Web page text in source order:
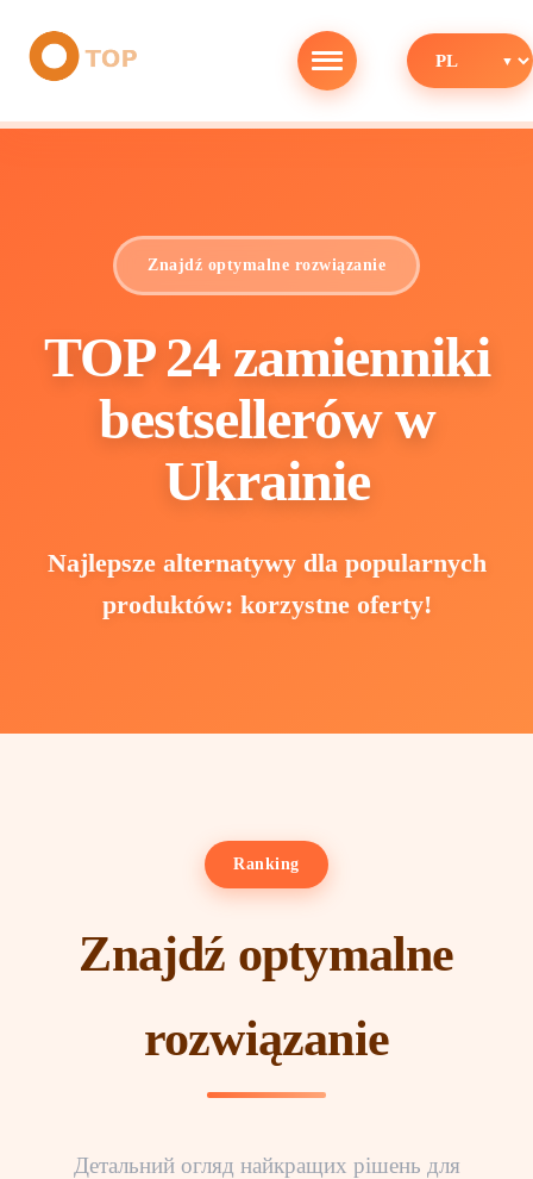
Znajdź optymalne rozwiązanie
TOP 24 zamienniki
bestsellerów w
Ukrainie
Najlepsze alternatywy dla popularnych
produktów: korzystne oferty!
Ranking
Znajdź optymalne
rozwiązanie
Детальний огляд найкращих рішень для